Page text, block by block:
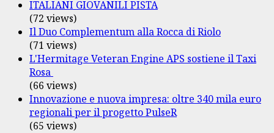
ITALIANI GIOVANILI PISTA
(72 views)
Il Duo Complementum alla Rocca di Riolo
(71 views)
L'Hermitage Veteran Engine APS sostiene il Taxi
Rosa
(66 views)
Innovazione e nuova impresa: oltre 340 mila euro
regionali per il progetto PulseR
(65 views)